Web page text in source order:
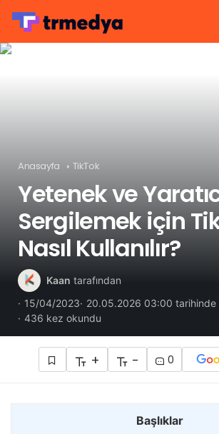
Anasayfa TikTok
Yetenek ve
Sergilemek için
Nasıl Kullanılır?
Kaan tarafından
15/04/2023
20.05.2026 03:00 tarihinde
436 kez okundu
+ - 0
Başlıklar